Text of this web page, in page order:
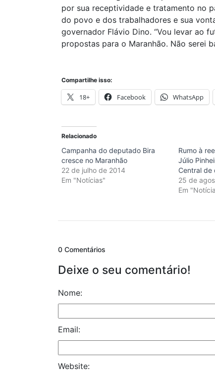
por sua receptividade e tratamento no
do povo e dos trabalhadores e sua
governador Flávio Dino. “Vou levar ao
propostas para o Maranhão. Não serei
Compartilhe isso:
18+ Facebook WhatsApp
Relacionado
Campanha do deputado Bira
cresce no Maranhão
22 de julho de 2014
Em "Notícias"
Rumo à
Júlio
Central de
25 de
Em
0 Comentários
Deixe o seu comentário!
Nome:
Email:
Website: